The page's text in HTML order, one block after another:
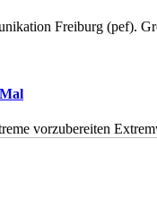
Freiburg (pef).
vorzubereiten